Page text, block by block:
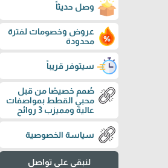
وصل حديثاً
عروض وخصومات لفترة
محدودة
سيتوفر قريباً
صُمم خصيصًا من قبل
محبي القطط بمواصفات
عالية ومميزب 3 روائح
سياسة الخصوصية
لنبقى على تواصل